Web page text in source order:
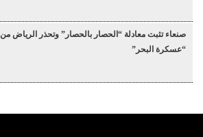
صنعاء تثبت معادلة “الحصار بالحصار” وتحذر الرياض من
“عسكرة البحر”